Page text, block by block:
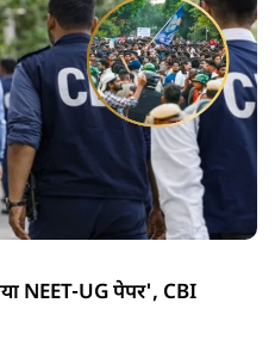
NEET-UG पेपर', CBI